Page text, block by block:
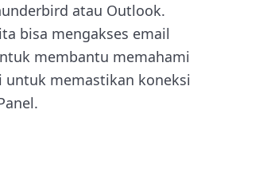
atau Outlook.
bisa mengakses email
membantu memahami
untuk memastikan koneksi